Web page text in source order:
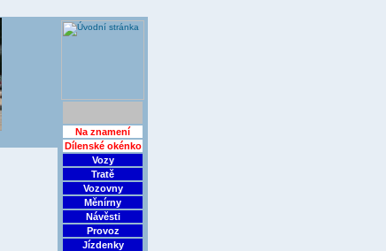
Na znamení
Dílenské okénko
Vozy
Tratě
Vozovny
Měnírny
Návěsti
Provoz
Jízdenky